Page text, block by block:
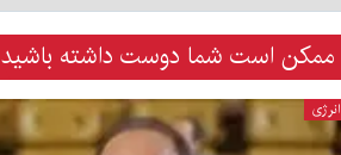
ممکن است شما دوست داشته باشید
انرژی